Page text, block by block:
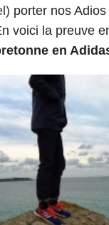
porter nos
voici la preuve
en